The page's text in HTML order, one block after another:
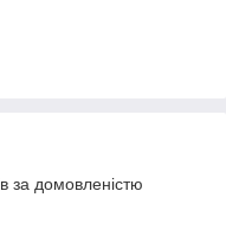
за домовленістю